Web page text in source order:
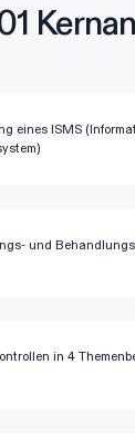
eines ISMS
und
in 4